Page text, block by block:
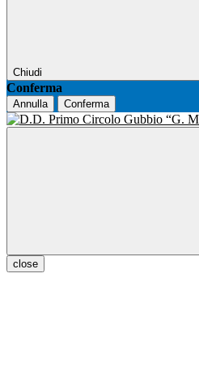
Chiudi
Conferma
Annulla Conferma
close